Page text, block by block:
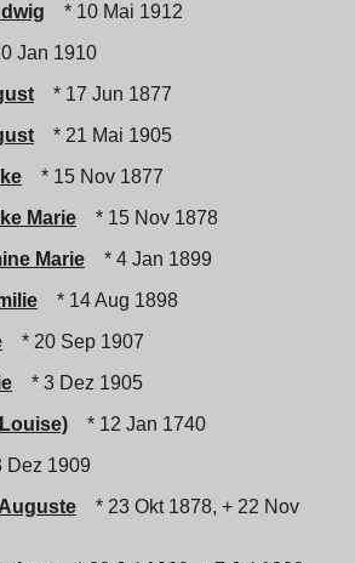
* 10 Mai 1912
Jan 1910
* 17 Jun 1877
* 21 Mai 1905
* 15 Nov 1877
Marie
* 15 Nov 1878
Marie
* 4 Jan 1899
* 14 Aug 1898
* 20 Sep 1907
* 3 Dez 1905
* 12 Jan 1740
Dez 1909
* 23 Okt 1878, + 22 Nov